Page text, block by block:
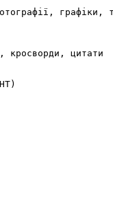
кросворди, цитати